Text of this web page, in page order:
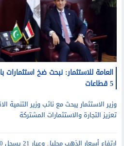
العامة للاستثمار: نبحث ضخ
5 قطاعات
وزير الاستثمار يبحث مع نائب وزير التنمية
تعزيز التجارة والاستثمارات المشتركة
ارتفاع أسعار الذهب محليا.. وعيار 21 يسجل 6030 جنيها